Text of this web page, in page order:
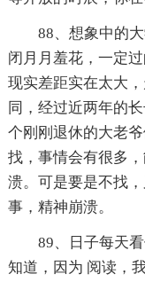
88、想象中的
闭月月羞花，一定
现实差距实在太大
同，经过近两年的
个刚刚退休的大老
找，事情会有很多
溃。可是要是不找
事，精神崩溃。
89、日子每天
知道，因为 阅读，